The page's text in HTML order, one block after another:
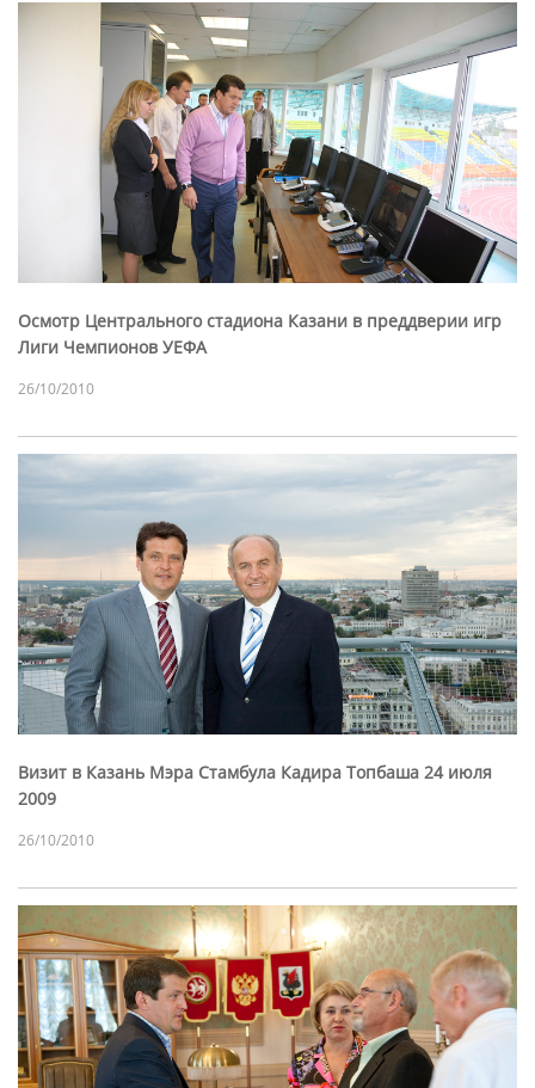
Осмотр Центрального стадиона Казани в преддверии игр
Лиги Чемпионов УЕФА
26/10/2010
Визит в Казань Мэра Стамбула Кадира Топбаша 24 июля
2009
26/10/2010